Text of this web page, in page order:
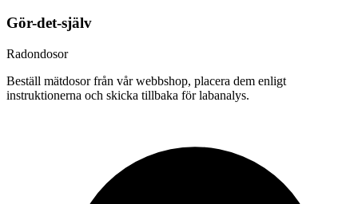
Gör-det-själv
Radondosor
Beställ mätdosor från vår webbshop, placera dem enligt
instruktionerna och skicka tillbaka för labanalys.